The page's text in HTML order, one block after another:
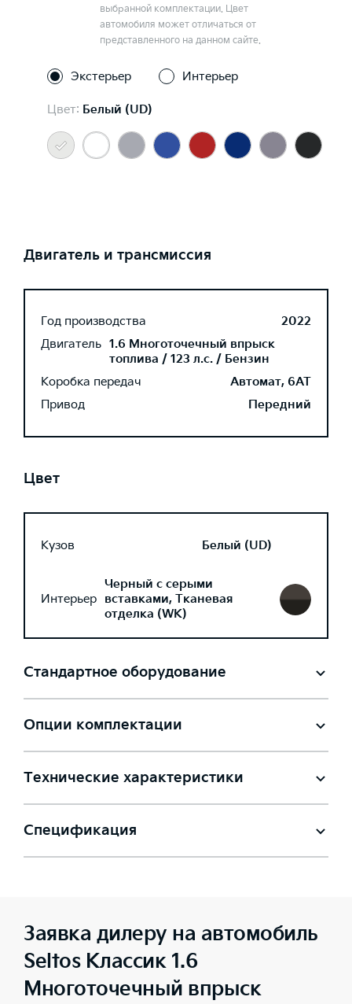
выбранной комплектации. Цвет
автомобиля может отличаться от
представленного на данном сайте.
Экстерьер Интерьер
Цвет: Белый (UD)
Двигатель и трансмиссия
Год производства
2022
Двигатель 1.6 Многоточечный впрыск
топлива / 123 л.с. / Бензин
Коробка передач
Автомат, 6AT
Привод
Передний
Цвет
Кузов Белый (UD)
Интерьер
Черный с серыми
вставками, Тканевая
отделка (WK)
Стандартное оборудование
Опции комплектации
Технические характеристики
Спецификация
Заявка дилеру на автомобиль
Seltos Классик 1.6
Многоточечный впрыск